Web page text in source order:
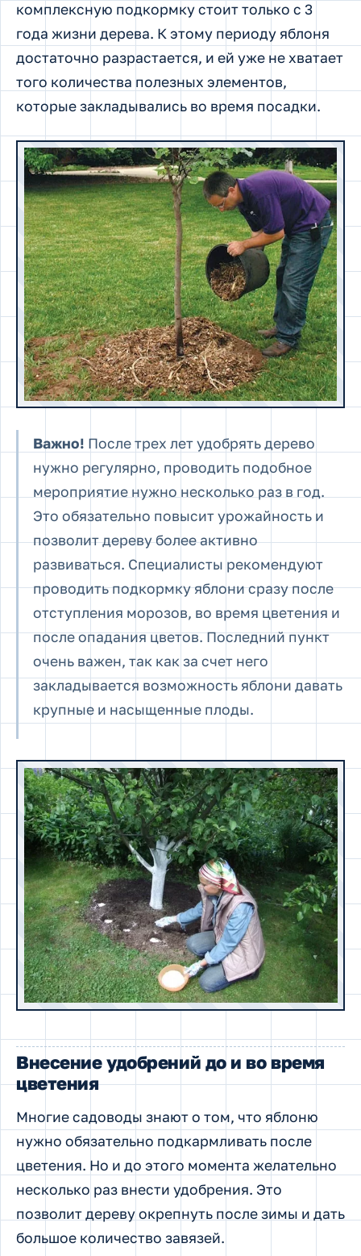
комплексную подкормку стоит только с 3
года жизни дерева. К этому периоду яблоня
достаточно разрастается, и ей уже не хватает
того количества полезных элементов,
которые закладывались во время посадки.
Важно! После трех лет удобрять дерево
нужно регулярно, проводить подобное
мероприятие нужно несколько раз в год.
Это обязательно повысит урожайность и
позволит дереву более активно
развиваться. Специалисты рекомендуют
проводить подкормку яблони сразу после
отступления морозов, во время цветения и
после опадания цветов. Последний пункт
очень важен, так как за счет него
закладывается возможность яблони давать
крупные и насыщенные плоды.
Внесение удобрений до и во время
цветения
Многие садоводы знают о том, что яблоню
нужно обязательно подкармливать после
цветения. Но и до этого момента желательно
несколько раз внести удобрения. Это
позволит дереву окрепнуть после зимы и дать
большое количество завязей.